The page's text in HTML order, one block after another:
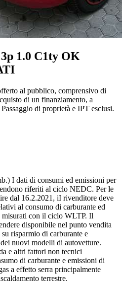
1.0 C1ty OK
al pubblico, comprensivo di
di un finanziamento, a
di proprietà e IPT esclusi.
I dati di consumi ed emissioni per
riferiti al ciclo NEDC. Per le
dal 16.2.2021, iI rivenditore deve
al consumo di carburante ed
misurati con il ciclo WLTP. Il
disponibile nel punto vendita
risparmio di carburante e
nuovi modelli di autovetture.
e altri fattori non tecnici
di carburante e emissioni di
a effetto serra principalmente
terrestre.